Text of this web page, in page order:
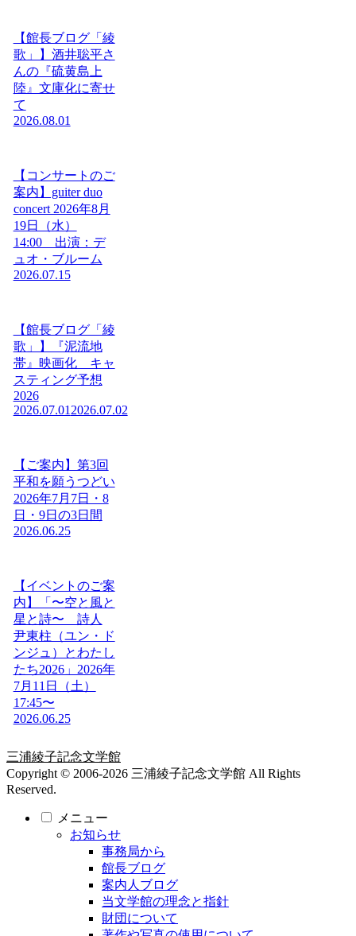
【館長ブログ「綾
歌」】酒井聡平さ
んの『硫黄島上
陸』文庫化に寄せ
て
2026.08.01
【コンサートのご
案内】guiter duo
concert 2026年8月
19日（水）
14:00 出演：デ
ュオ・ブルーム
2026.07.15
【館長ブログ「綾
歌」】『泥流地
帯』映画化 キャ
スティング予想
2026
2026.07.01 2026.07.02
【ご案内】第3回
平和を願うつどい
2026年7月7日・8
日・9日の3日間
2026.06.25
【イベントのご案
内】「〜空と風と
星と詩〜 詩人
尹東柱（ユン・ド
ンジュ）とわたし
たち2026」2026年
7月11日（土）
17:45〜
2026.06.25
三浦綾子記念文学館
Copyright © 2006-2026 三浦綾子記念文学館 All Rights
Reserved.
メニュー
お知らせ
事務局から
館長ブログ
案内人ブログ
当文学館の理念と指針
財団について